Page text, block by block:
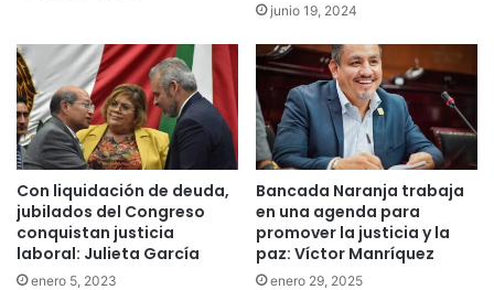
junio 19, 2024
Con liquidación de deuda,
jubilados del Congreso
conquistan justicia
laboral: Julieta García
enero 5, 2023
Bancada Naranja trabaja
en una agenda para
promover la justicia y la
paz: Víctor Manríquez
enero 29, 2025